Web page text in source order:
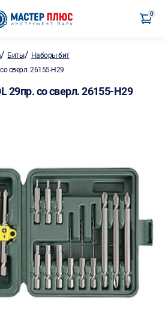
0
/ Биты/ Наборы бит
сверл. 26155-Н29
29пр. со сверл. 26155-Н29